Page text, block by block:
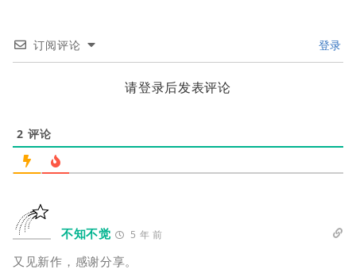
订阅评论 登录
请登录后发表评论
2 评论
不知不觉 5 年 前
又见新作，感谢分享。